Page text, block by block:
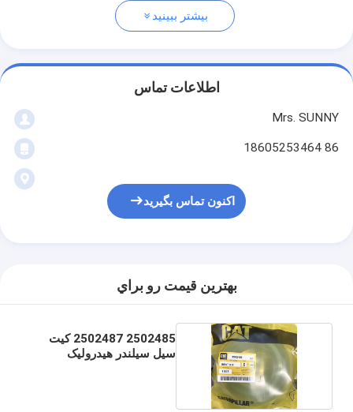
بیشتر ببینید
اطلاعات تماس
Mrs. SUNNY
86 18605253464
اکنون تماس بگیرید
بهترين قيمت رو براي
2502485 2502487 کیت
سیل سیلندر هیدرولیک